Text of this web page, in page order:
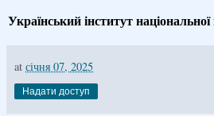
Український інститут національної
at січня 07, 2025
Надати доступ